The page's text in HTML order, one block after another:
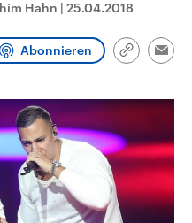
Hahn | 25.04.2018
Abonnieren
Link